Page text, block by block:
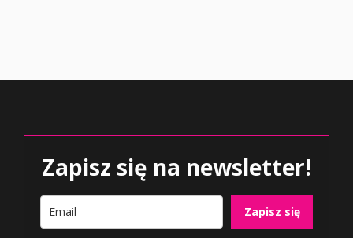
Zapisz się na newsletter!
Zapisz się